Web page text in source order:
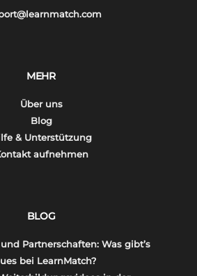
MEHR
Über uns
Blog
& Unterstützung
aufnehmen
BLOG
Partnerschaften: Was gibt’s
bei LearnMatch?